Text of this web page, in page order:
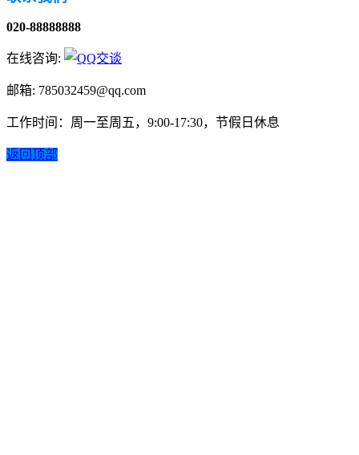
020-88888888
在线咨询:
邮箱: 785032459@qq.com
工作时间：周一至周五，9:00-17:30，节假日休息
返回顶部